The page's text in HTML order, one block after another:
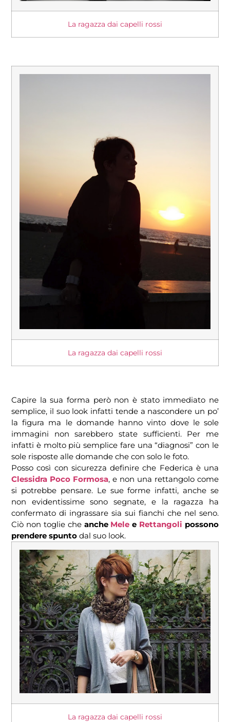
La ragazza dai capelli rossi
La ragazza dai capelli rossi
Capire la sua forma però non è stato immediato ne
semplice, il suo look infatti tende a nascondere un po’
la figura ma le domande hanno vinto dove le sole
immagini non sarebbero state sufficienti. Per me
infatti è molto più semplice fare una “diagnosi” con le
sole risposte alle domande che con solo le foto.
Posso così con sicurezza definire che Federica è una
Clessidra Poco Formosa, e non una rettangolo come
si potrebbe pensare. Le sue forme infatti, anche se
non evidentissime sono segnate, e la ragazza ha
confermato di ingrassare sia sui fianchi che nel seno.
Ciò non toglie che anche Mele e Rettangoli possono
prendere spunto dal suo look.
La ragazza dai capelli rossi